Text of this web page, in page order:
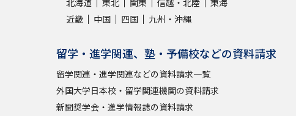
近畿
中国 四国 九州・沖縄
留学・進学関連、塾・予備校などの資料請求
留学関連・進学関連などの資料請求一覧
外国大学日本校・留学関連機関の資料請求
新聞奨学会・進学情報誌の資料請求